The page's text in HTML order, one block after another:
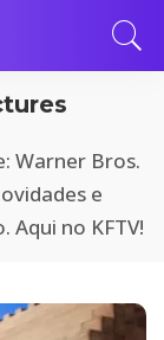
Warner Bros.
e
no KFTV!